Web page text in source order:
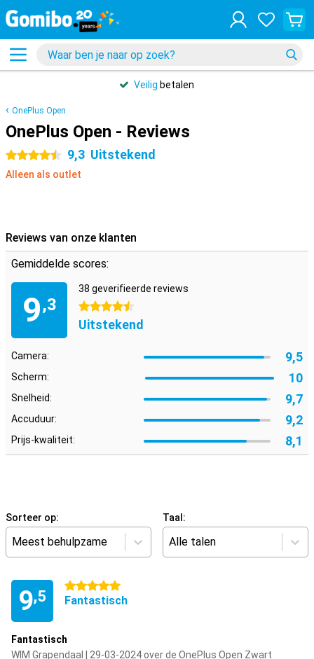
Veilig betalen
OnePlus Open
OnePlus Open - Reviews
4.5 sterren 9,3 Uitstekend
Alleen als outlet
Reviews van onze klanten
Gemiddelde scores:
9,3
38 geverifieerde reviews
4.5 sterren
Uitstekend
Camera: 9,5
Scherm: 10
Snelheid: 9,7
Accuduur: 9,2
Prijs-kwaliteit: 8,1
Sorteer op:
Meest behulpzame
Taal:
Alle talen
9,5
5 sterren
Fantastisch
Fantastisch
WIM Grapendaal | 29-03-2024 over de OnePlus Open Zwart